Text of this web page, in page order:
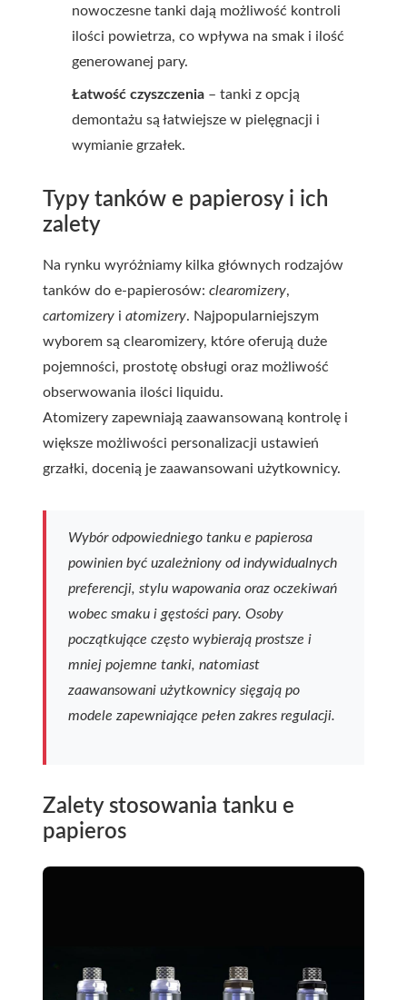
nowoczesne tanki dają możliwość kontroli
ilości powietrza, co wpływa na smak i ilość
generowanej pary.
Łatwość czyszczenia – tanki z opcją
demontażu są łatwiejsze w pielęgnacji i
wymianie grzałek.
Typy tanków e papierosy i ich
zalety
Na rynku wyróżniamy kilka głównych rodzajów
tanków do e-papierosów: clearomizery,
cartomizery i atomizery. Najpopularniejszym
wyborem są clearomizery, które oferują duże
pojemności, prostotę obsługi oraz możliwość
obserwowania ilości liquidu.
Atomizery zapewniają zaawansowaną kontrolę i
większe możliwości personalizacji ustawień
grzałki, docenią je zaawansowani użytkownicy.
Wybór odpowiedniego tanku e papierosa
powinien być uzależniony od indywidualnych
preferencji, stylu wapowania oraz oczekiwań
wobec smaku i gęstości pary. Osoby
początkujące często wybierają prostsze i
mniej pojemne tanki, natomiast
zaawansowani użytkownicy sięgają po
modele zapewniające pełen zakres regulacji.
Zalety stosowania tanku e
papieros